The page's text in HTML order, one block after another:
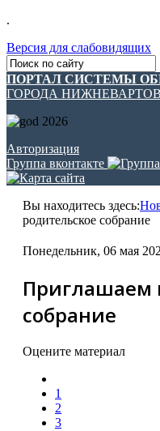
.
Версия для слабовидящих
ПОРТАЛ СИСТЕМЫ
ГОРОДА
Авторизация
Группа вконтакте
Вы находитесь здесь:
родительское собрание
Понедельник, 06 мая
Приглашаем
собрание
Оцените материал
1
2
3